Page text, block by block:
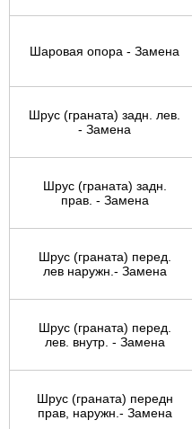
Шаровая опора - Замена
Шрус (граната) задн. лев.
- Замена
Шрус (граната) задн.
прав. - Замена
Шрус (граната) перед.
лев наружн.- Замена
Шрус (граната) перед.
лев. внутр. - Замена
Шрус (граната) передн
прав, наружн.- Замена